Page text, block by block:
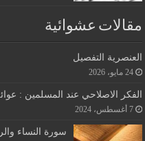
مقالات عشوائية
العنصرية التفصيل
24 مايو، 2026
الفكر الاصلاحي عند المسلمين : عوائق و
7 أغسطس، 2024
سورة النساء